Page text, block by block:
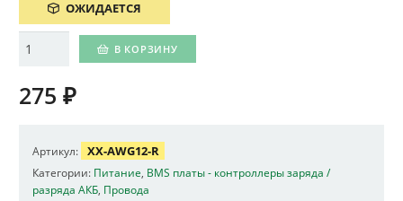
ОЖИДАЕТСЯ
Количество В КОРЗИНУ
275 ₽
Артикул: XX-AWG12-R
Категории: Питание BMS платы - контроллеры заряда /
разряда АКБ Провода